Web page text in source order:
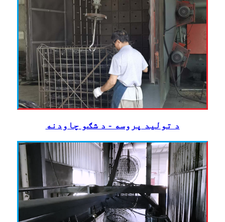
د تولید پروسه - د شګو چاودنه